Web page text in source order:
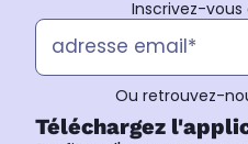
Inscrivez-
Ou retrouvez-
Téléchargez